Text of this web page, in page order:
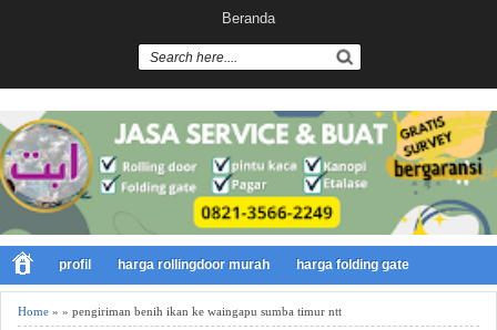
Beranda
profil harga rollingdoor murah harga folding gate
Home » » pengiriman benih ikan ke waingapu sumba timur ntt